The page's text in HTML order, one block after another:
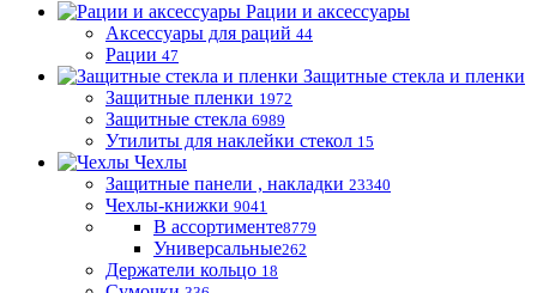
Рации и аксессуары
Аксессуары для раций 44
Рации 47
Защитные стекла и пленки
Защитные пленки 1972
Защитные стекла 6989
Утилиты для наклейки стекол 15
Чехлы
Защитные панели , накладки 23340
Чехлы-книжки 9041
В ассортименте8779
Универсальные262
Держатели кольцо 18